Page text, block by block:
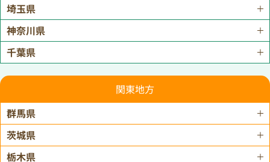
埼玉県
神奈川県
千葉県
関東地方
群馬県
茨城県
栃木県